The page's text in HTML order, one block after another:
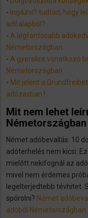
- Ingázol? tudtad, hogy
adóalapból?
- A legfontosabb
Németországban
- A gyerekre vonatkozó
Németországban
- Mit jelent a
adózásban?
Mit nem lehet
Németországban
Német adóbevallás: 10
adóterhelés nem kicsi.
mielőtt nekifognál az
mivel nem érdemes
legelterjedtebb tévhitet.
spórolni? Német
adóból Németországban.